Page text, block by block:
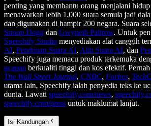
penting yang membantu orang menjalani
menawarkan lebih 1,000 suara semula jadi
dan digunakan di hampir 200 negara. Suara
Snoop Dogg dan Gwyneth Paltrow. Untuk
Speechify Studio menyediakan alat canggih
AI, Penduaan Suara AI, Alih Suara AI, dan
Speechify juga memacu produk terkemuka
ucapan berkualiti tinggi dan kos efektif.
The Wall Street Journal, CNBC, Forbes,
utama lain, Speechify ialah penyedia teks ke
dunia. Lawati speechify.com/news,
speechify.com/press untuk maklumat lanjut.
Isi Kandungan